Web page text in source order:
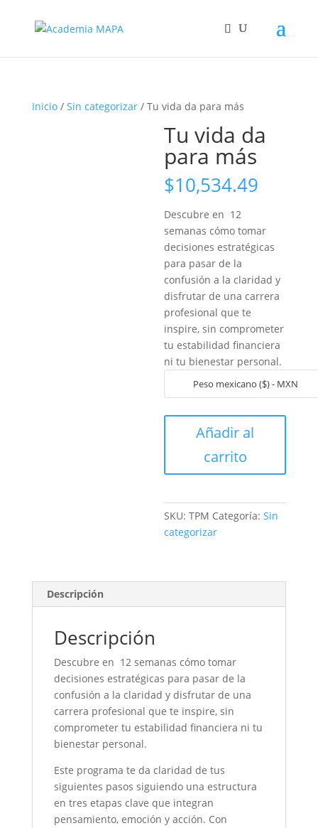
Inicio/ Sin categorizar/ Tu vida da para más
Tu vida da
para más
$10,534.49
Descubre en 12
semanas cómo tomar
decisiones estratégicas
para pasar de la
confusión a la claridad y
disfrutar de una carrera
profesional que te
inspire, sin comprometer
tu estabilidad financiera
ni tu bienestar personal.
Peso mexicano ($) - MXN
para
cantidad
Añadir al
carrito
SKU:TPM Categoría:Sin
categorizar
Descripción
Descripción
Descubre en 12 semanas cómo tomar
decisiones estratégicas para pasar de la
confusión a la claridad y disfrutar de una
carrera profesional que te inspire, sin
comprometer tu estabilidad financiera ni tu
bienestar personal.
Este programa te da claridad de tus
siguientes pasos siguiendo una estructura
en tres etapas clave que integran
pensamiento, emoción y acción. Con